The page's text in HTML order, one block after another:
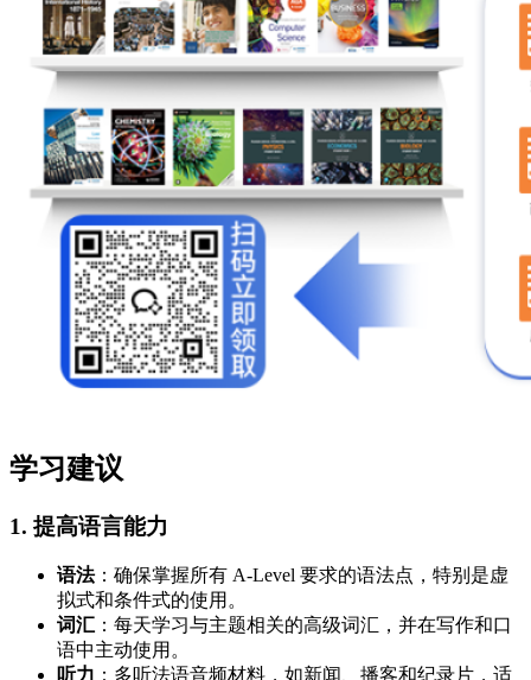
学习建议
1. 提高语言能力
语法：确保掌握所有 A-Level 要求的语法点，特别是虚
拟式和条件式的使用。
词汇 ：每天学习与主题相关的高级词汇，并在写作和口
语中主动使用。
听力 ：多听法语音频材料，如新闻、播客和纪录片，适